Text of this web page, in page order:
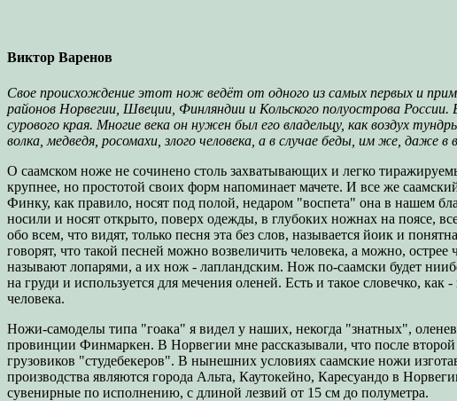
Виктор Варенов
Свое происхождение этот нож ведёт от одного из самых первых и
районов Норвегии, Швеции, Финляндии и Кольского полуострова
сурового края. Многие века он нужен был его владельцу, как воздух
волка, медведя, росомахи, злого человека, а в случае беды, им же, даже
О саамском ноже не сочинено столь захватывающих и легко
крупнее, но простотой своих форм напоминает мачете. И все же
Финку, как правило, носят под полой, недаром "воспета" она в нашем
носили и носят открыто, поверх одежды, в глубоких ножнах на поясе,
обо всем, что видят, только песня эта без слов, называется йоик и
говорят, что такой песней можно возвеличить человека, а можно,
называют лопарями, а их нож - лапландским. Нож по-саамски будет
на груди и используется для мечения оленей. Есть и такое словечко,
человека.
Ножи-самоделы типа "гоака" я видел у наших, некогда "знатных",
провинции Финмаркен. В Норвегии мне рассказывали, что после
грузовиков "студебекеров". В нынешних условиях саамские ножи
производства являются города Альта, Каутокейно, Каресуандо в
сувенирные по исполнению, с длиной лезвий от 15 см до полуметра.